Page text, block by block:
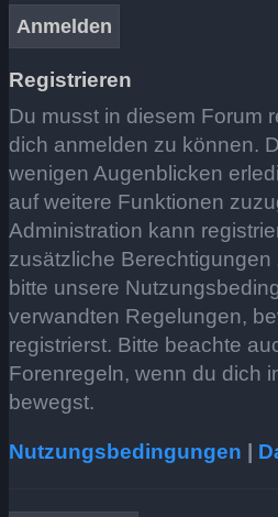
Registrieren
Du musst in diesem Forum
dich anmelden zu können.
wenigen Augenblicken
auf weitere Funktionen
Administration kann
zusätzliche
bitte unsere
verwandten Regelungen,
registrierst. Bitte beachte
Forenregeln, wenn du dich
bewegst.
Nutzungsbedingungen